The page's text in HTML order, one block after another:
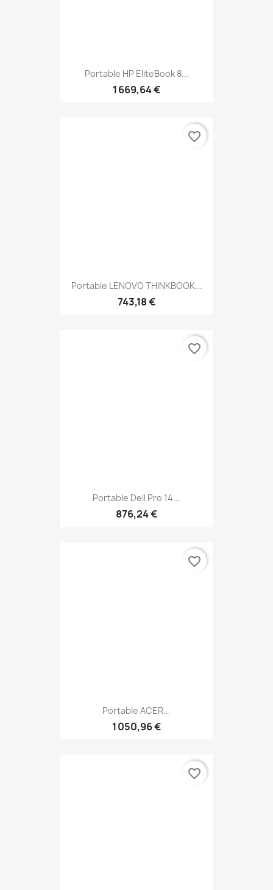
Portable HP EliteBook 8...
1 669,64 €
Portable LENOVO THINKBOOK...
743,18 €
favorite_border
Portable Dell Pro 14...
876,24 €
favorite_border
Portable ACER...
1 050,96 €
favorite_border
favorite_border